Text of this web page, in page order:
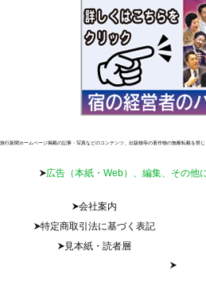
旅行新聞ホームページ掲載の記事・写真などのコンテンツ、出版物等の著作物の無断転載を禁じ
広告（本紙・Web）、編集、その他
会社案内
特定商取引法に基づく表記
見本紙・読者層